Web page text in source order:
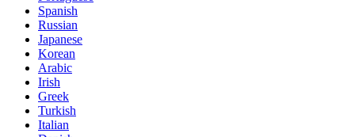
Spanish
Russian
Japanese
Korean
Arabic
Irish
Greek
Turkish
Italian